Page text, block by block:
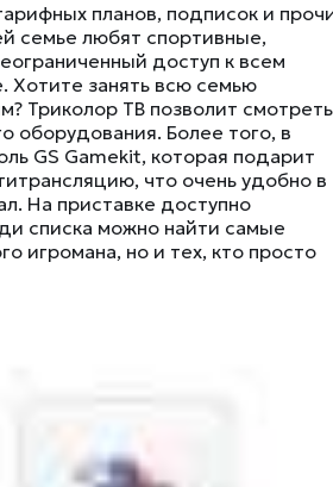
планов, подписок и
семье любят спортивные,
доступ к всем
Хотите занять всю семью
Триколор ТВ позволит смотреть
оборудования. Более того, в
GS Gamekit, которая подарит
что очень удобно в
На приставке доступно
списка можно найти самые
игромана, но и тех, кто просто